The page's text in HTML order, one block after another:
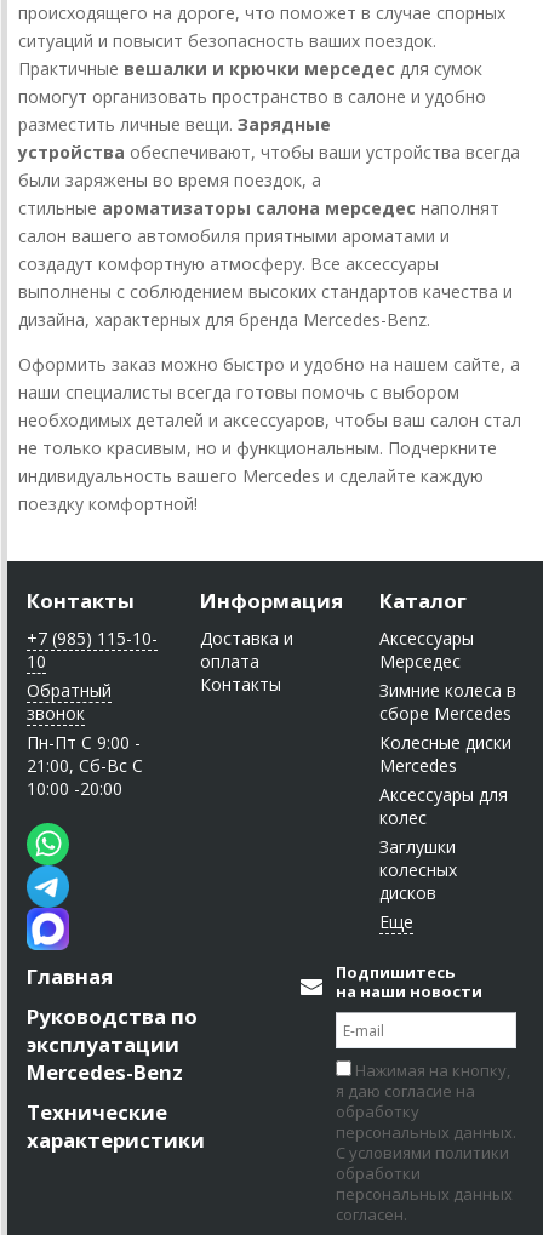
происходящего на дороге, что поможет в случае спорных
ситуаций и повысит безопасность ваших поездок.
Практичные вешалки и крючки мерседес для сумок
помогут организовать пространство в салоне и удобно
разместить личные вещи. Зарядные
устройства обеспечивают, чтобы ваши устройства всегда
были заряжены во время поездок, а
стильные ароматизаторы салона мерседес наполнят
салон вашего автомобиля приятными ароматами и
создадут комфортную атмосферу. Все аксессуары
выполнены с соблюдением высоких стандартов качества и
дизайна, характерных для бренда Mercedes-Benz.
Оформить заказ можно быстро и удобно на нашем сайте, а
наши специалисты всегда готовы помочь с выбором
необходимых деталей и аксессуаров, чтобы ваш салон стал
не только красивым, но и функциональным. Подчеркните
индивидуальность вашего Mercedes и сделайте каждую
поездку комфортной!
Контакты
+7 (985) 115-10-
10
Обратный
звонок
Пн-Пт C 9:00 -
21:00, Сб-Вс С
10:00 -20:00
Информация
Доставка и
оплата
Контакты
Каталог
Аксессуары
Мерседес
Зимние колеса в
сборе Mercedes
Колесные диски
Mercedes
Аксессуары для
колес
Заглушки
колесных
дисков
Главная
Руководства по
эксплуатации
Mercedes-Benz
Технические
характеристики
Подпишитесь
на наши новости
Нажимая на кнопку,
я даю согласие на
обработку
персональных данных.
С условиями политики
обработки
персональных данных
согласен.